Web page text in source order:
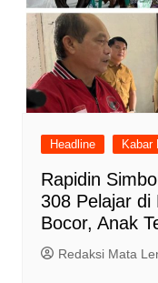
Headline Kabar
Rapidin
308 Pelajar di
Bocor, Anak
Redaksi Mata